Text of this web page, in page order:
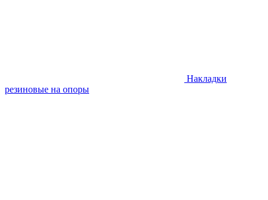
Накладки
резиновые на опоры